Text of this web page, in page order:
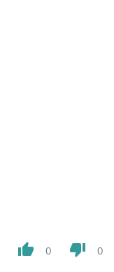
thumb_up 0 thumb_down 0